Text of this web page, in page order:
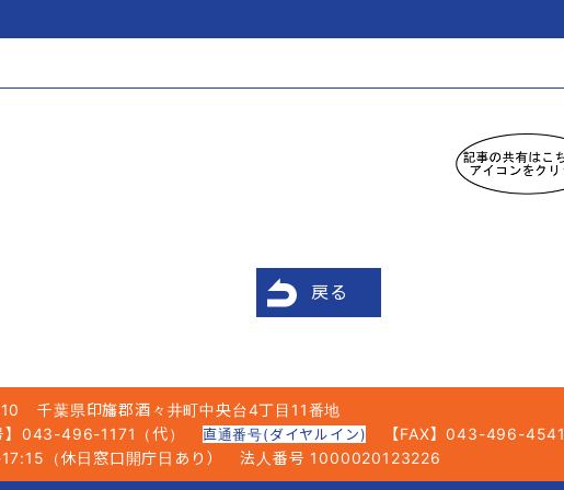
戻る
千葉県印旛郡酒々井町中央台4丁目11番地
】043-496-1171（代）
直通番号(ダイヤルイン)
【FAX】043-496-
（休日窓口開庁日あり）
法人番号 1000020123226